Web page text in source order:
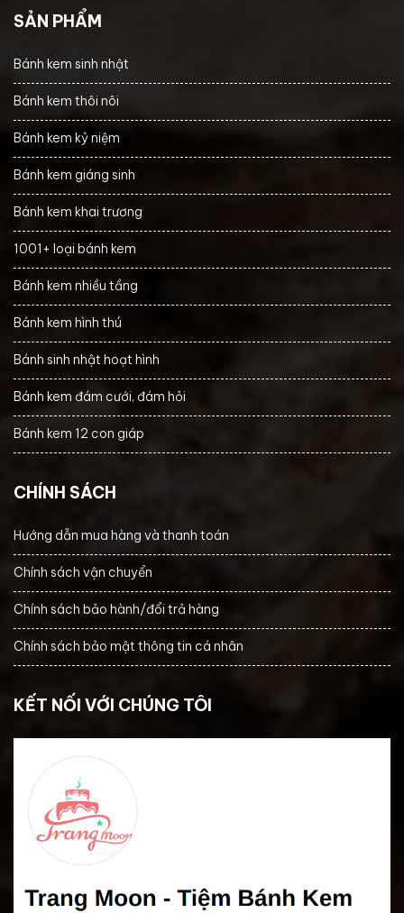
SẢN PHẨM
Bánh kem sinh nhật
Bánh kem thôi nôi
Bánh kem kỷ niệm
Bánh kem giáng sinh
Bánh kem khai trương
1001+ loại bánh kem
Bánh kem nhiều tầng
Bánh kem hình thú
Bánh sinh nhật hoạt hình
Bánh kem đám cưới, đám hỏi
Bánh kem 12 con giáp
CHÍNH SÁCH
Hướng dẫn mua hàng và thanh toán
Chính sách vận chuyển
Chính sách bảo hành/đổi trả hàng
Chính sách bảo mật thông tin cá nhân
KẾT NỐI VỚI CHÚNG TÔI